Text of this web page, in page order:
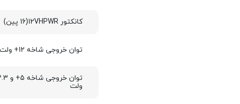
کانکتور 12VHPWR(16 پین)
توان خروجی شاخه 12+ ولت
ولت